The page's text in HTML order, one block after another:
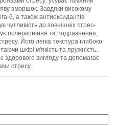
зморшок. Завдяки високому
6, а також антиоксидантів
чутливість до зовнішніх стрес-
почервоніння та подразнення,
Його легка текстура глибоко
шкірі м'якість та пружність.
здорового вигляду та допомагає
стресу.